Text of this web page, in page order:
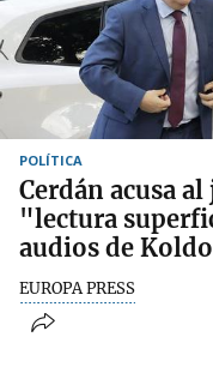
POLÍTICA
Cerdán acusa
"lectura
audios de Koldo
EUROPA PRESS